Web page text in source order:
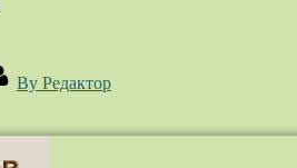
By Редактор